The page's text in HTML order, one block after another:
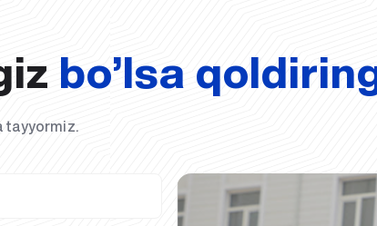
bo’lsa
tayyormiz.